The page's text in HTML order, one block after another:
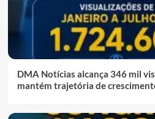
DMA Notícias alcança 346 mil
mantém trajetória de